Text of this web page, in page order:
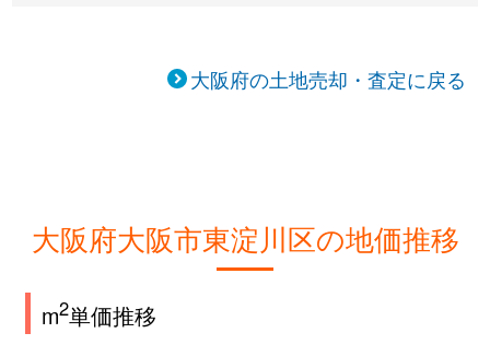
大阪府の土地売却・査定に戻る
大阪府大阪市東淀川区の地価推移
m2単価推移